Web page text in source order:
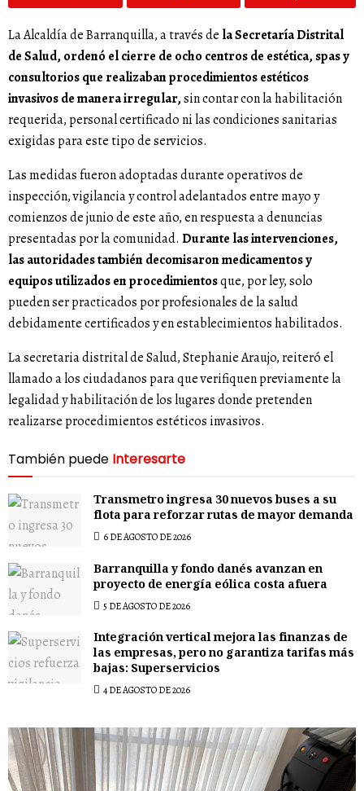
La Alcaldía de Barranquilla, a través de la Secretaría Distrital
de Salud, ordenó el cierre de ocho centros de estética, spas y
consultorios que realizaban procedimientos estéticos
invasivos de manera irregular,sin contar con la habilitación
requerida, personal certificado ni las condiciones sanitarias
exigidas para este tipo de servicios.
Las medidas fueron adoptadas durante operativos de
inspección, vigilancia y control adelantados entre mayo y
comienzos de junio de este año, en respuesta a denuncias
presentadas por la comunidad. Durante las intervenciones,
las autoridades también decomisaron medicamentos y
equipos utilizados en procedimientosque, por ley, solo
pueden ser practicados por profesionales de la salud
debidamente certificados y en establecimientos habilitados.
La secretaria distrital de Salud, Stephanie Araujo, reiteró el
llamado a los ciudadanos para que verifiquen previamente la
legalidad y habilitación de los lugares donde pretenden
realizarse procedimientos estéticos invasivos.
También puede Interesarte
Transmetro ingresa 30 nuevos buses a su
flota para reforzar rutas de mayor demanda
6 DE AGOSTO DE 2026
Barranquilla y fondo danés avanzan en
proyecto de energía eólica costa afuera
5 DE AGOSTO DE 2026
Integración vertical mejora las finanzas de
las empresas, pero no garantiza tarifas más
bajas: Superservicios
4 DE AGOSTO DE 2026